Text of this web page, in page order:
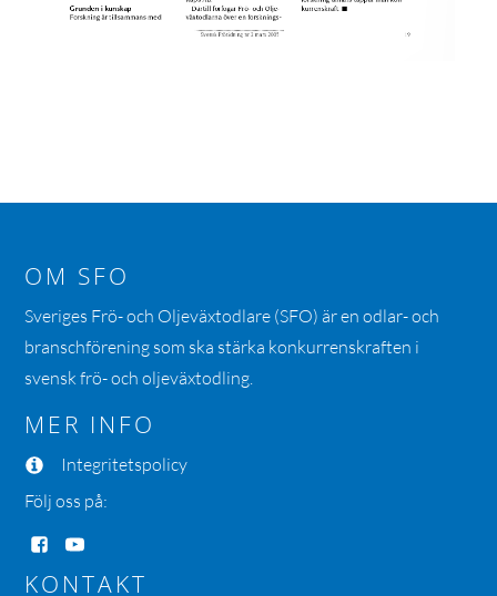
OM SFO
Sveriges Frö- och Oljeväxtodlare (SFO) är en odlar- och
branschförening som ska stärka konkurrenskraften i
svensk frö- och oljeväxtodling.
MER INFO
Integritetspolicy
Följ oss på:
KONTAKT